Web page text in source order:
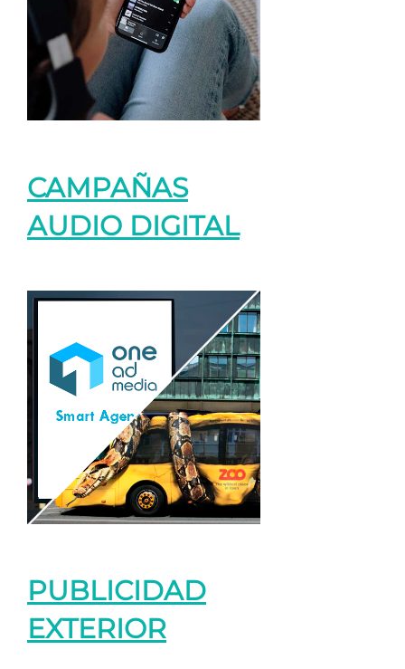
CAMPAÑAS
AUDIO DIGITAL
PUBLICIDAD
EXTERIOR